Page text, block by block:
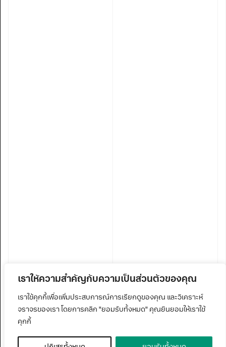
เราให้ความสำคัญกับความเป็นส่วนตัวของคุณ
เราใช้คุกกี้เพื่อเพิ่มประสบการณ์การเรียกดูของคุณ และวิเคราะห์
จราจรของเรา โดยการคลิก "ยอมรับทั้งหมด" คุณยินยอมให้เราใช้
คุกกี้